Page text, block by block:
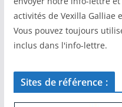
activités de Vexilla Galliae
Vous pouvez toujours
inclus dans l'info-lettre.
Sites de référence :